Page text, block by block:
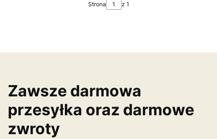
Strona z 1
Zawsze darmowa
przesyłka oraz darmowe
zwroty